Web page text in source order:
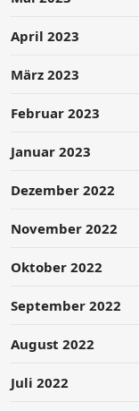
April 2023
März 2023
Februar 2023
Januar 2023
Dezember 2022
November 2022
Oktober 2022
September 2022
August 2022
Juli 2022